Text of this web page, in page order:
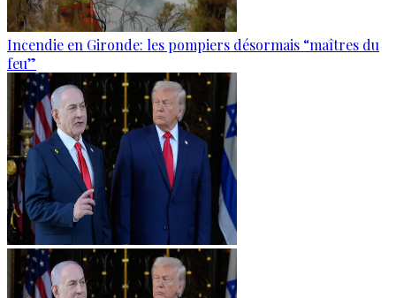
Incendie en Gironde: les pompiers désormais “maîtres du
feu”